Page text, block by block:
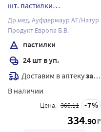
шт. пастилки
лекарственные
Др.мед. Ауфдермаур АГ/Натур
Продукт Европа Б.В.
пастилки
24 шт в уп.
Доставим в аптекузавтра
В наличии
Цена: 360.11 7
334.90₽